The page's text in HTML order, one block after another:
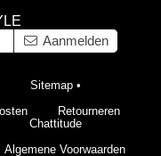
Aanmelden
Sitemap •
Retourneren
Chattitude
Algemene Voorwaarden